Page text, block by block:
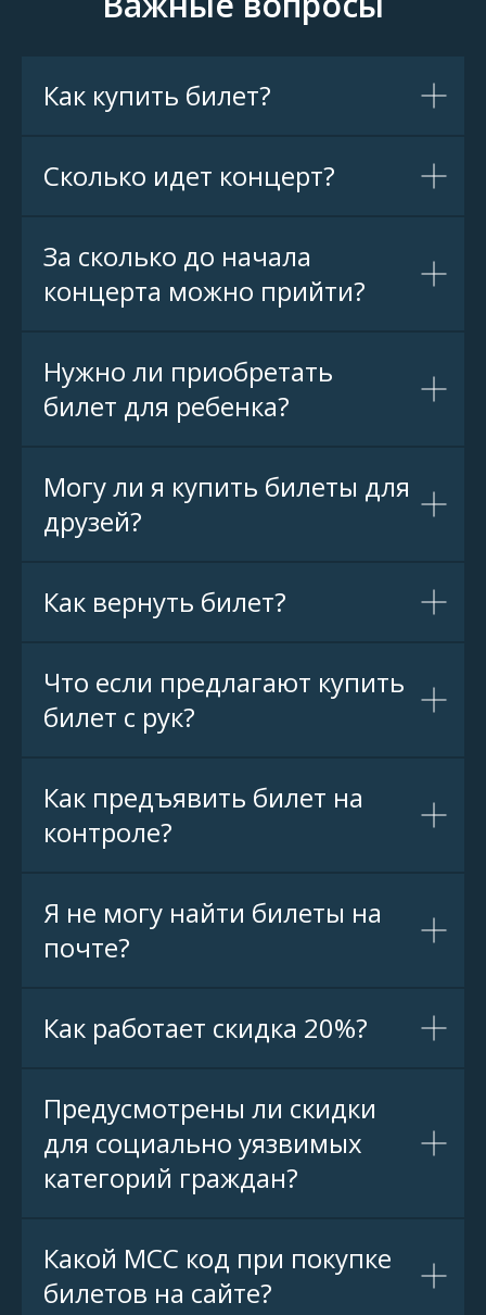
Как купить билет?
Сколько идет концерт?
За сколько до начала
концерта можно прийти?
Нужно ли приобретать
билет для ребенка?
Могу ли я купить билеты для
друзей?
Как вернуть билет?
Что если предлагают купить
билет с рук?
Как предъявить билет на
контроле?
Я не могу найти билеты на
почте?
Как работает скидка 20%?
Предусмотрены ли скидки
для социально уязвимых
категорий граждан?
Какой МСС код при покупке
билетов на сайте?